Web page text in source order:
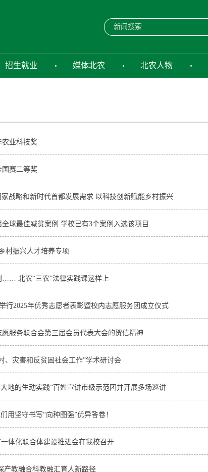
招生就业 媒体北农 北农人物
业科技奖
赛二等奖
家战略和新时代首都发展需求 以科技创新赋能乡村振兴
球最佳减贫案例 学校已有3个案例入选该项目
村振兴人才培养专项
…… 北农“三农”法律实践课这样上
行2025年优秀志愿者表彰暨校内志愿服务团成立仪式
服务联合会第三届会员代表大会的贺信精神
、灾害和反贫困社会工作”学术研讨会
地的生动实践”百姓宣讲市级示范团并开展多场巡讲
用坚守书写“向种图强”优异答卷！
体化联合体建设推进会在我校召开
产教融合科教融汇育人新路径